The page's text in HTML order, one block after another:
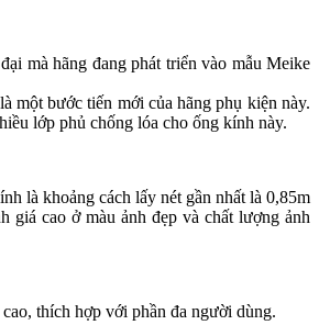
mà hãng đang phát triển vào mẫu Meike
một bước tiến mới của hãng phụ kiện này.
lớp phủ chống lóa cho ống kính này.
là khoảng cách lấy nét gần nhất là 0,85m
cao ở màu ảnh đẹp và chất lượng ảnh
thích hợp với phần đa người dùng.